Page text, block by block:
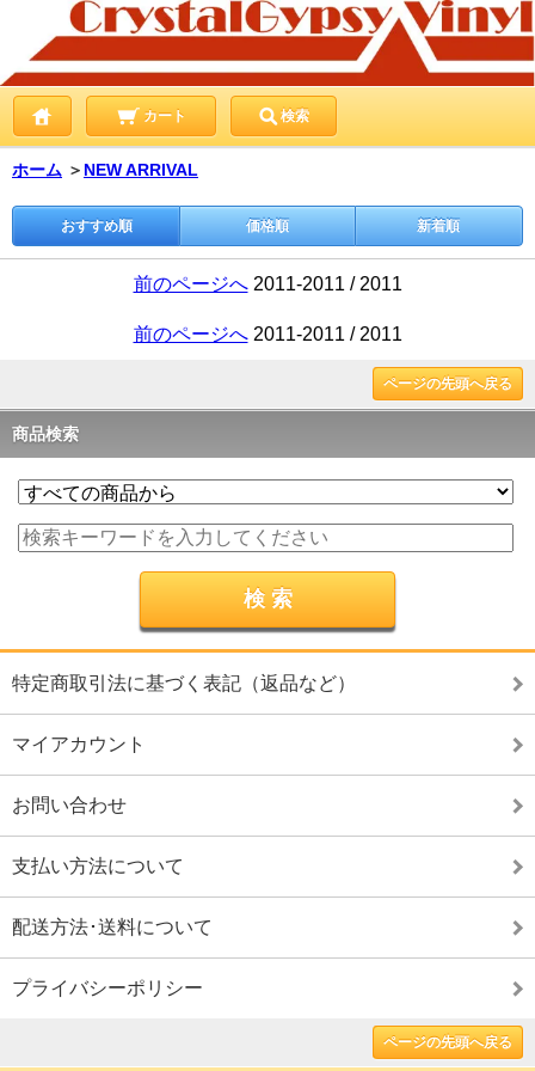
カート 検索
ホーム ＞ NEW ARRIVAL
おすすめ順 価格順 新着順
前のページへ2011-2011 / 2011
前のページへ2011-2011 / 2011
ページの先頭へ戻る
商品検索
特定商取引法に基づく表記（返品など）
マイアカウント
お問い合わせ
支払い方法について
配送方法･送料について
プライバシーポリシー
ページの先頭へ戻る